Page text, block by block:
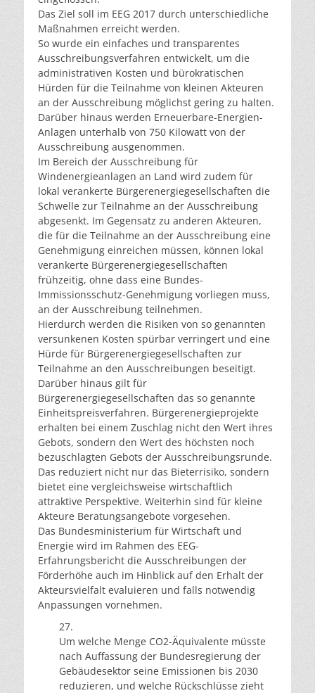
Das Ziel soll im EEG 2017 durch unterschiedliche
Maßnahmen erreicht werden.
So wurde ein einfaches und transparentes
Ausschreibungsverfahren entwickelt, um die
administrativen Kosten und bürokratischen
Hürden für die Teilnahme von kleinen Akteuren
an der Ausschreibung möglichst gering zu halten.
Darüber hinaus werden Erneuerbare-Energien-
Anlagen unterhalb von 750 Kilowatt von der
Ausschreibung ausgenommen.
Im Bereich der Ausschreibung für
Windenergieanlagen an Land wird zudem für
lokal verankerte Bürgerenergiegesellschaften die
Schwelle zur Teilnahme an der Ausschreibung
abgesenkt. Im Gegensatz zu anderen Akteuren,
die für die Teilnahme an der Ausschreibung eine
Genehmigung einreichen müssen, können lokal
verankerte Bürgerenergiegesellschaften
frühzeitig, ohne dass eine Bundes-
Immissionsschutz-Genehmigung vorliegen muss,
an der Ausschreibung teilnehmen.
Hierdurch werden die Risiken von so genannten
versunkenen Kosten spürbar verringert und eine
Hürde für Bürgerenergiegesellschaften zur
Teilnahme an den Ausschreibungen beseitigt.
Darüber hinaus gilt für
Bürgerenergiegesellschaften das so genannte
Einheitspreisverfahren. Bürgerenergieprojekte
erhalten bei einem Zuschlag nicht den Wert ihres
Gebots, sondern den Wert des höchsten noch
bezuschlagten Gebots der Ausschreibungsrunde.
Das reduziert nicht nur das Bieterrisiko, sondern
bietet eine vergleichsweise wirtschaftlich
attraktive Perspektive. Weiterhin sind für kleine
Akteure Beratungsangebote vorgesehen.
Das Bundesministerium für Wirtschaft und
Energie wird im Rahmen des EEG-
Erfahrungsbericht die Ausschreibungen der
Förderhöhe auch im Hinblick auf den Erhalt der
Akteursvielfalt evaluieren und falls notwendig
Anpassungen vornehmen.
27.
Um welche Menge CO2-Äquivalente müsste
nach Auffassung der Bundesregierung der
Gebäudesektor seine Emissionen bis 2030
reduzieren, und welche Rückschlüsse zieht